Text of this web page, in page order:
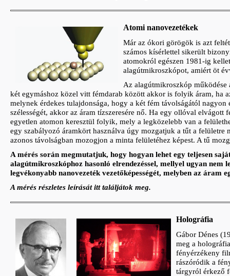
Atomi nanovezetékek
Már az ókori görögök is azt
számos kísérlettel sikerült
atomokról egészen 1981-ig
alagútmikroszkópot, amiért öt
Az alagútmikroszkóp
két egymáshoz közel vitt fémdarab között akkor is folyik áram, ha
melynek érdekes tulajdonsága, hogy a két fém távolságától
szélességét, akkor az áram tízszeresére nő. Ha egy ollóval
egyetlen atomon keresztül folyik, mely a legközelebb van a
egy szabályozó áramkört használva úgy mozgatjuk a tűt a
azonos távolságban mozogjon a minta felületéhez képest. A tű
A mérés során megmutatjuk, hogy hogyan lehet egy teljesen
alagútmikroszkóphoz hasonló elrendezéssel, mellyel ugyan
legvékonyabb nanovezeték vezetőképességét, melyben az áram
A mérés részletes leírását itt találjátok meg.
Holográfia
Gábor Dénes
meg a
fényérzékeny
rászóródik a
tárgyról érkező